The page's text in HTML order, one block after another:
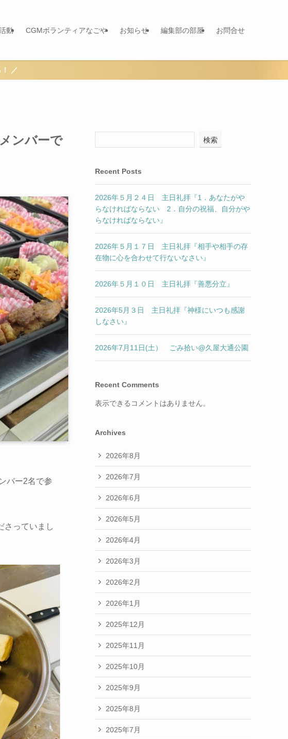
動 CGMボランティアなごや お知らせ 編集部の部屋 お問合せ
／
ンバーで
バー2名で参
さっていまし
検索
Recent Posts
2026年５月２４日 主日礼拝『1．あなたがや
らなければならない 2．自分の祝福、自分がや
らなければならない』
2026年５月１７日 主日礼拝『相手や相手の存
在物に心を合わせて行ないなさい』
2026年５月１０日 主日礼拝『善悪分立』
2026年5月３日 主日礼拝『神様にいつも感謝
しなさい』
2026年7月11日(土） ごみ拾い@久屋大通公園
Recent Comments
表示できるコメントはありません。
Archives
2026年8月
2026年7月
2026年6月
2026年5月
2026年4月
2026年3月
2026年2月
2026年1月
2025年12月
2025年11月
2025年10月
2025年9月
2025年8月
2025年7月